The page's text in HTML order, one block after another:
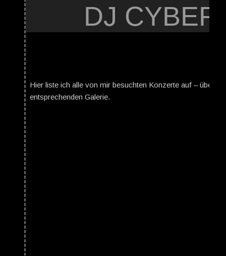
DJ
Hier liste ich alle von mir besuchten Konzerte auf – über
entsprechenden Galerie.